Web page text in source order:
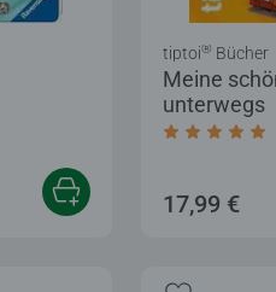
5,0 von 5 Sternen.
Meine
unterwegs
tiptoi® Bücher
17,99 €